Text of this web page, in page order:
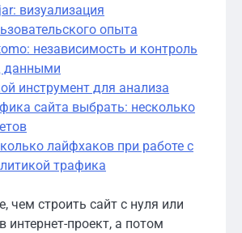
визуализация
опыта
независимость и контроль
данными
инструмент для анализа
сайта выбрать: несколько
лайфхаков при работе с
трафика
чем строить сайт с нуля или
интернет-проект, а потом